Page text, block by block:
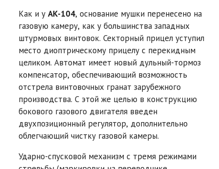
Как и у АК-104, основание мушки перенесено на
газовую камеру, как у большинства западных
штурмовых винтовок. Секторный прицел уступил
место диоптрическому прицелу с перекидным
целиком. Автомат имеет новый дульный-тормоз
компенсатор, обеспечивающий возможность
отстрела винтовочных гранат зарубежного
производства. C этой же целью в конструкцию
бокового газового двигателя введен
двухпозиционный регулятор, дополнительно
облегчающий чистку газовой камеры.
Ударно-спусковой механизм с тремя режимами